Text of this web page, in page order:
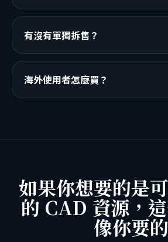
有沒有單獨拆售？
海外使用者怎麼買？
如果你想要的是
的 CAD 資源，
像你要的